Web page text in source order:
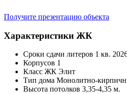
Получите презентацию объекта
Характеристики ЖК
Сроки сдачи литеров 1 кв.
Корпусов 1
Класс ЖК Элит
Тип дома Монолитно-
Высота потолков 3,35-4,35 м.